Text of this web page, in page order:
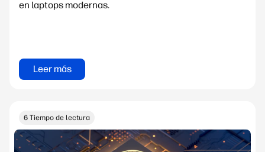
en laptops modernas.
Leer más
6 Tiempo de lectura